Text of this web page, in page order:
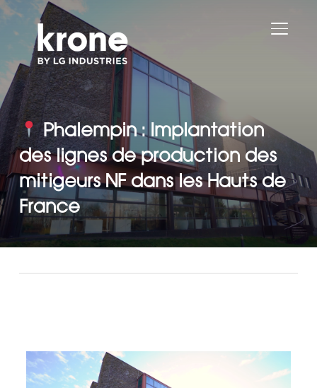
Phalempin : Implantation
des lignes de production des
mitigeurs NF dans les Hauts de
France